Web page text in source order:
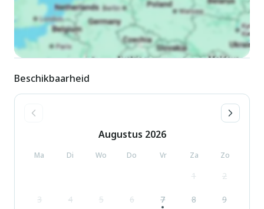
Beschikbaarheid
Augustus 2026
Ma Di Wo Do Vr Za Zo
1 2
3 4 5 6 7 8 9